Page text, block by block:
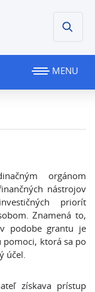
MENU
orgánom
nástrojov
priorít
Znamená to,
podobe grantu je
pomoci, ktorá sa po
účel.
získava prístup